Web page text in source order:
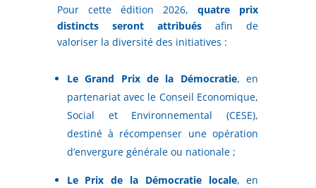
Pour cette édition 2026,quatre prix
distincts seront attribuésafin de
valoriser la diversité des initiatives :
Le Grand Prix de la Démocratie, en
partenariat avec le Conseil Economique,
Social et Environnemental (CESE),
destiné à récompenser une opération
d’envergure générale ou nationale ;
Le Prix de la Démocratie locale, en